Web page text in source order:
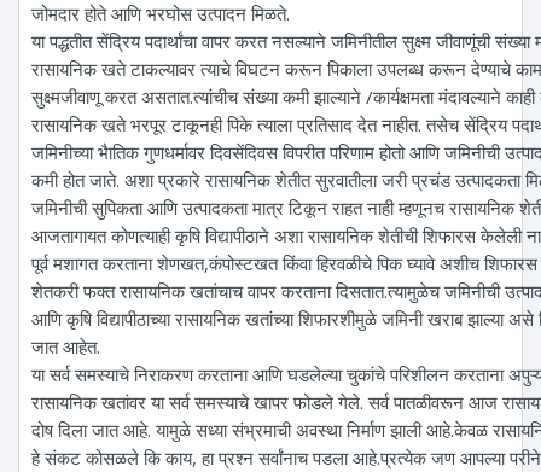
जोमदार होते आणि भरघोस उत्पादन मिळते.
या पद्धतीत सेंद्रिय पदार्थांचा वापर करत नसल्याने जमिनीतील सुक्ष्म जीवाणूंची संख्या
रासायनिक खते टाकल्यावर त्याचे विघटन करून पिकाला उपलब्ध करून देण्याचे
सुक्ष्मजीवाणू करत असतात.त्यांचीच संख्या कमी झाल्याने /कार्यक्षमता मंदावल्याने
रासायनिक खते भरपूर टाकूनही पिके त्याला प्रतिसाद देत नाहीत. तसेच सेंद्रिय
जमिनीच्या भैातिक गुणधर्मावर दिवसेंदिवस विपरीत परिणाम होतो आणि जमिनीची
कमी होत जाते. अशा प्रकारे रासायनिक शेतीत सुरवातीला जरी प्रचंड उत्पादकता
जमिनीची सुपिकता आणि उत्पादकता मात्र टिकून राहत नाही म्हणूनच रासायनिक
आजतागायत कोणत्याही कृषि विद्यापीठाने अशा रासायनिक शेतीची शिफारस केलेली
पूर्व मशागत करताना शेणखत,कंपोस्टखत किंवा हिरवळीचे पिक घ्यावे अशीच
शेतकरी फक्त रासायनिक खतांचाच वापर करताना दिसतात.त्यामुळेच जमिनीची
आणि कृषि विद्यापीठाच्या रासायनिक खतांच्या शिफारशीमुळे जमिनी खराब झाल्या
जात आहेत.
या सर्व समस्याचे निराकरण करताना आणि घडलेल्या चुकांचे परिशीलन करताना
रासायनिक खतांवर या सर्व समस्याचे खापर फोडले गेले. सर्व पातळीवरून आज
दोष दिला जात आहे. यामुळे सध्या संभ्रमाची अवस्था निर्माण झाली आहे.केवळ
हे संकट कोसळले कि काय, हा प्रश्न सर्वांनाच पडला आहे.प्रत्येक जण आपल्या परीने